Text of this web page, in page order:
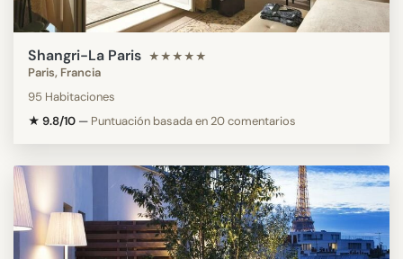
Shangri-La Paris ★★★★★
Paris, Francia
95 Habitaciones
★ 9.8/10 — Puntuación basada en 20 comentarios